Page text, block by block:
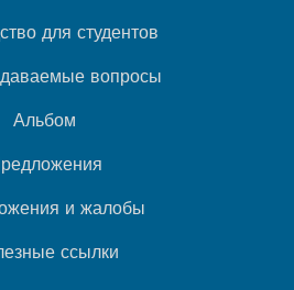
для студентов
вопросы
Альбом
и жалобы
ссылки